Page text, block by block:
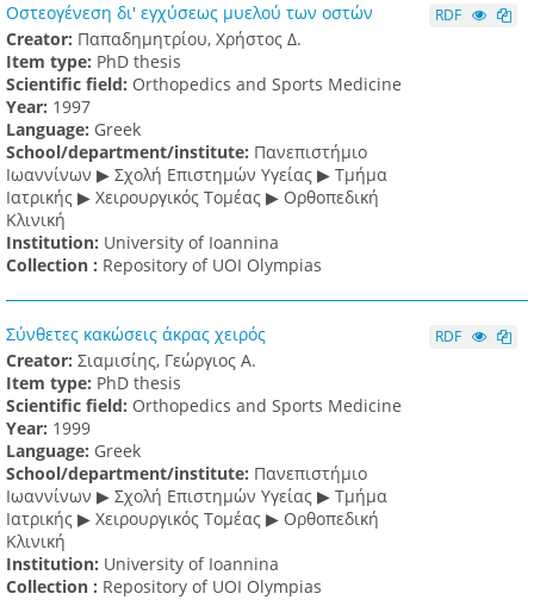
Οστεογένεση δι' εγχύσεως μυελού των οστών
Creator: Παπαδημητρίου, Χρήστος Δ.
Item type: PhD thesis
Scientific field: Orthopedics and Sports Medicine
Υear: 1997
Language: Greek
School/department/institute: Πανεπιστήμιο
Ιωαννίνων ▶ Σχολή Επιστημών Υγείας ▶ Τμήμα
Ιατρικής ▶ Χειρουργικός Τομέας ▶ Ορθοπεδική
Κλινική
Institution: University of Ioannina
Collection : Repository of UOI Olympias
RDF
Σύνθετες κακώσεις άκρας χειρός
Creator: Σιαμισίης, Γεώργιος Α.
Item type: PhD thesis
Scientific field: Orthopedics and Sports Medicine
Υear: 1999
Language: Greek
School/department/institute: Πανεπιστήμιο
Ιωαννίνων ▶ Σχολή Επιστημών Υγείας ▶ Τμήμα
Ιατρικής ▶ Χειρουργικός Τομέας ▶ Ορθοπεδική
Κλινική
Institution: University of Ioannina
Collection : Repository of UOI Olympias
RDF